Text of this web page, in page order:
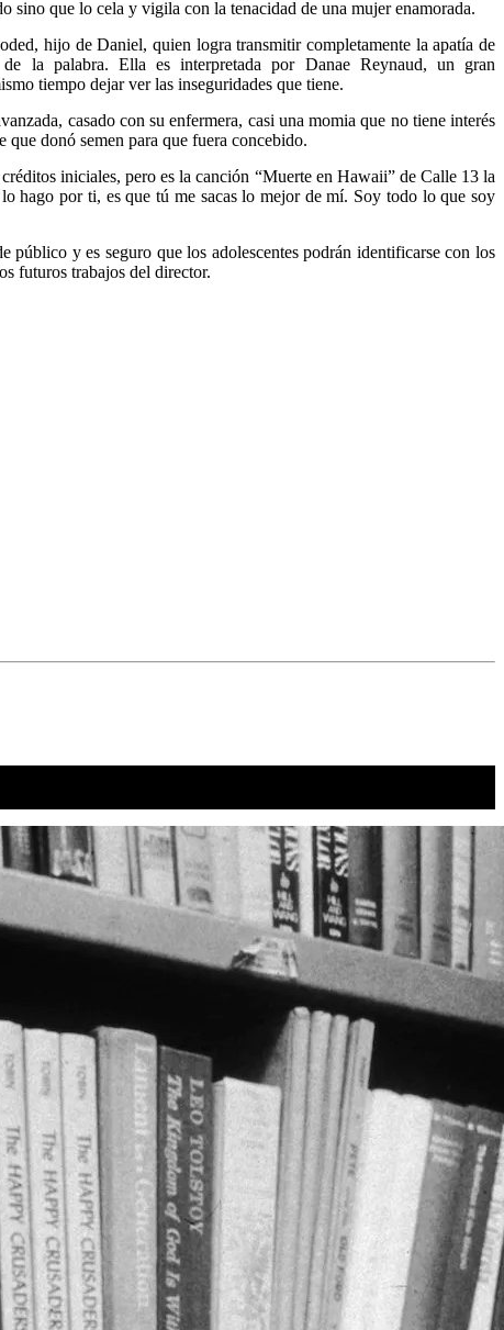
que lo cela y vigila con la tenacidad de una mujer enamorada.
hijo de Daniel, quien logra transmitir completamente la apatía de
la palabra. Ella es interpretada por Danae Reynaud, un gran
tiempo dejar ver las inseguridades que tiene.
casado con su enfermera, casi una momia que no tiene interés
donó semen para que fuera concebido.
iniciales, pero es la canción “Muerte en Hawaii” de Calle 13 la
hago por ti, es que tú me sacas lo mejor de mí. Soy todo lo que soy
público y es seguro que los adolescentes podrán identificarse con los
futuros trabajos del director.